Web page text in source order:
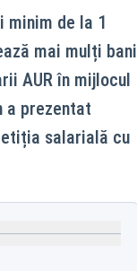
minim de la 1
mai mulți bani
AUR în mijlocul
a prezentat
salarială cu